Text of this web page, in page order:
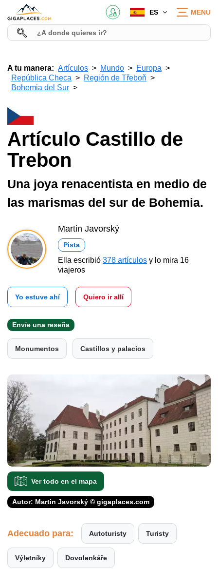
ES MENU
A tu manera: Artículos Mundo
Europa
República Checa
Región de Třeboň
Bohemia del Sur
Artículo Castillo de
Trebon
Una joya renacentista en medio de
las marismas del sur de Bohemia.
Martin Javorský
Pista
Ella escribió 378 artículos y lo mira 16
viajeros
Yo estuve ahí Quiero ir allí
Envíe una reseña
Monumentos Castillos y palacios
Ver todo en el mapa
Autor: Martin Javorský © gigaplaces.com
Adecuado para: Autoturisty Turisty
Výletníky Dovolenkáře